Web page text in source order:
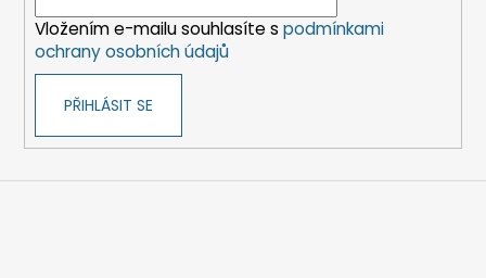
Vložením e-mailu souhlasíte s podmínkami
ochrany osobních údajů
PŘIHLÁSIT SE